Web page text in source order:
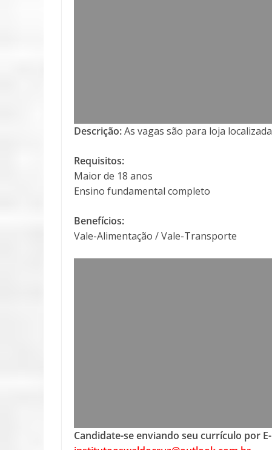
Descrição:As vagas são para loja
Requisitos:
Maior de 18 anos
Ensino fundamental completo
Benefícios:
Vale-Alimentação / Vale-Transporte
Candidate-se enviando seu currículo por